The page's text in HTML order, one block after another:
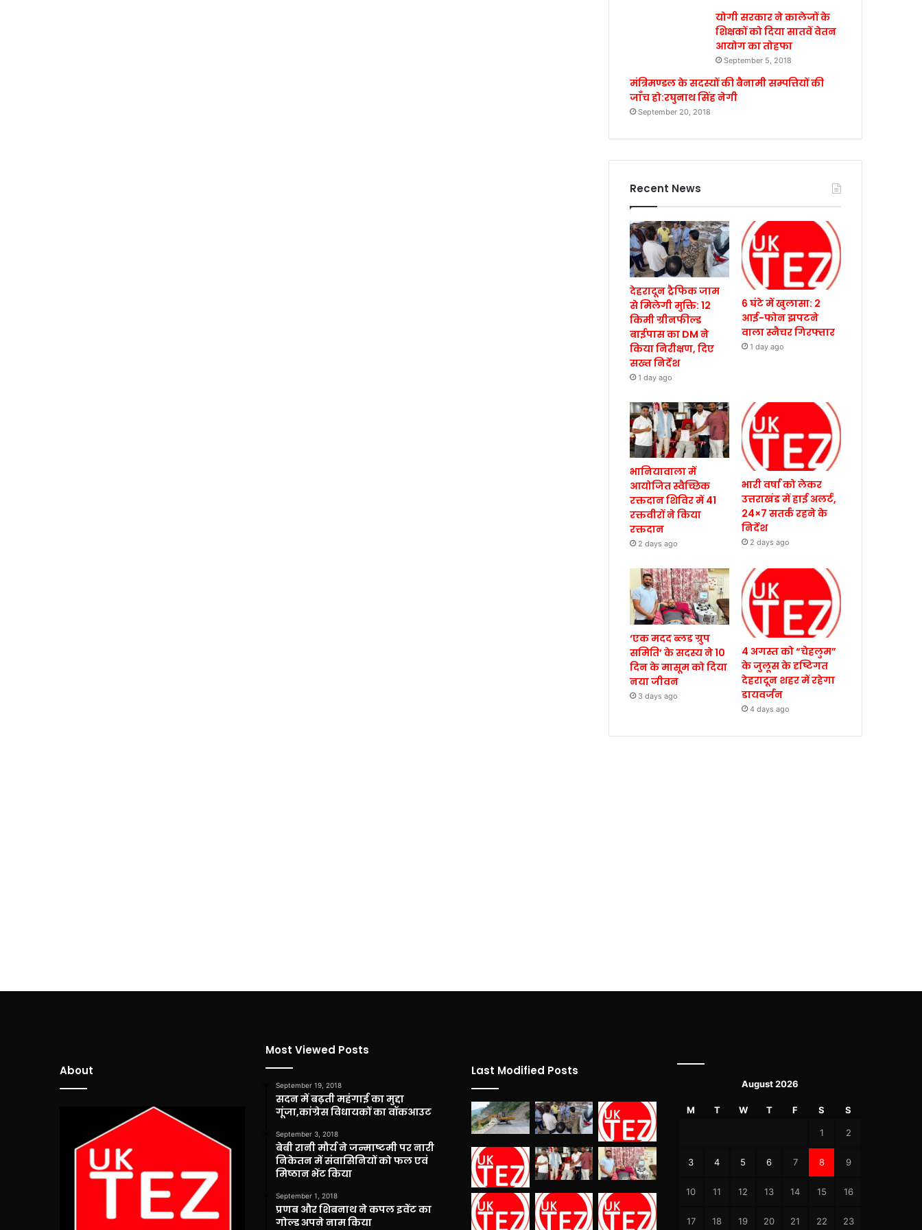
योगी सरकार ने कालेजों के
शिक्षकों को दिया सातवें वेतन
आयोग का तोहफा
September 5, 2018
मंत्रिमण्डल के सदस्यों की बैनामी सम्पत्तियों की
जाँच हो:रघुनाथ सिंह नेगी
September 20, 2018
Recent News
देहरादून ट्रैफिक जाम
से मिलेगी मुक्ति: 12
किमी ग्रीनफील्ड
बाईपास का DM ने
किया निरीक्षण, दिए
सख्त निर्देश
1 day ago
6 घंटे में खुलासा: 2
आई-फोन झपटने
वाला स्नैचर गिरफ्तार
1 day ago
भानियावाला में
आयोजित स्वैच्छिक
रक्तदान शिविर में 41
रक्तवीरों ने किया
रक्तदान
2 days ago
भारी वर्षा को लेकर
उत्तराखंड में हाई अलर्ट,
24×7 सतर्क रहने के
निर्देश
2 days ago
‘एक मदद ब्लड ग्रुप
समिति’ के सदस्य ने 10
दिन के मासूम को दिया
नया जीवन
3 days ago
4 अगस्त को “चेहलुम”
के जुलूस के दृष्टिगत
देहरादून शहर में रहेगा
डायवर्जन
4 days ago
About
Most Viewed Posts
September 19, 2018
सदन में बढ़ती महंगाई का मुद्दा
गूंजा,कांग्रेस विधायकों का वॉकआउट
September 3, 2018
बेबी रानी मौर्य ने जन्माष्टमी पर नारी
निकेतन में संवासिनियों को फल एवं
मिष्ठान भेंट किया
September 1, 2018
प्रणब और शिबनाथ ने कपल इवेंट का
गोल्ड अपने नाम किया
Last Modified Posts
August 2026
M T W T F S S
1 2
3 4 5 6 7 8 9
10 11 12 13 14 15 16
17 18 19 20 21 22 23